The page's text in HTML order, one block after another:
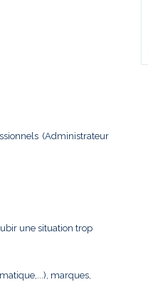
(Administrateur
une situation trop
marques,